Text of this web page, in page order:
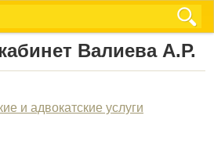
Валиева А.Р.
и адвокатские услуги